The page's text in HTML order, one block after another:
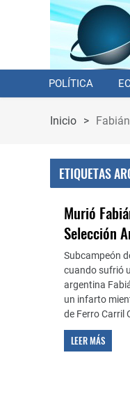
POLÍTICA
Inicio >
ETIQUETAS
Murió
Selección
Subcampeón
cuando sufrió
argentina
un infarto
de Ferro Carril
LEER MÁS